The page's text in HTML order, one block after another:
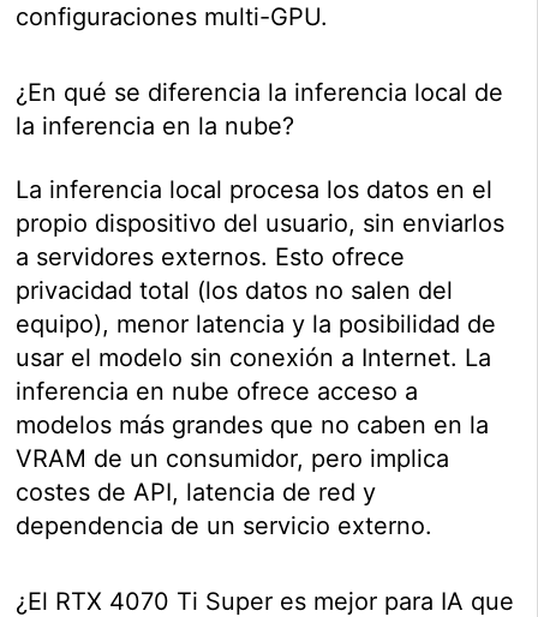
configuraciones multi-GPU.
¿En qué se diferencia la inferencia local de
la inferencia en la nube?
La inferencia local procesa los datos en el
propio dispositivo del usuario, sin enviarlos
a servidores externos. Esto ofrece
privacidad total (los datos no salen del
equipo), menor latencia y la posibilidad de
usar el modelo sin conexión a Internet. La
inferencia en nube ofrece acceso a
modelos más grandes que no caben en la
VRAM de un consumidor, pero implica
costes de API, latencia de red y
dependencia de un servicio externo.
¿El RTX 4070 Ti Super es mejor para IA que